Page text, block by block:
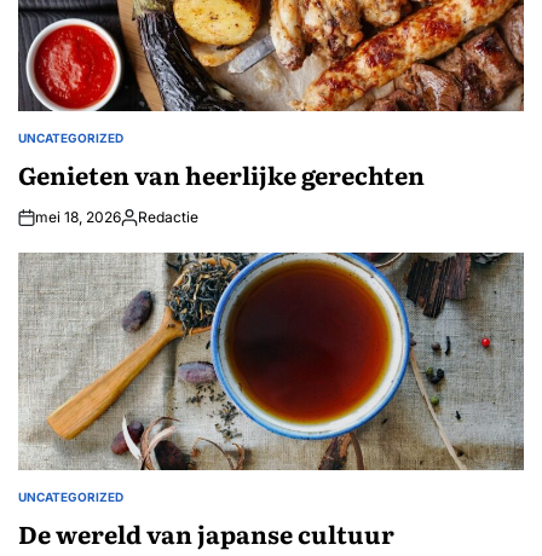
GEPLAATST
UNCATEGORIZED
Genieten van heerlijke gerechten
mei 18, 2026Geplaatst
Redactie
GEPLAATST
UNCATEGORIZED
De wereld van japanse cultuur